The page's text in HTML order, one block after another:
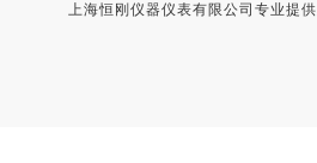
上海恒刚仪器仪表有限公司专业提供